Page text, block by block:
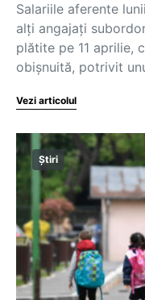
Salariile aferente
alți angajați
plătite pe 11 aprilie,
obișnuită, potrivit
Vezi articolul
Știri